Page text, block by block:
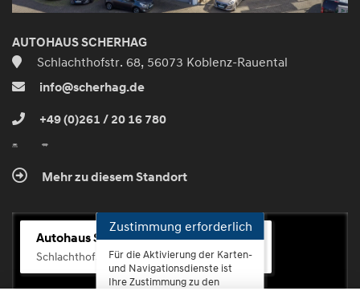
AUTOHAUS SCHERHAG
Schlachthofstr. 68, 56073 Koblenz-Rauental
info@scherhag.de
+49 (0)261 / 20 16 780
Mehr zu diesem Standort
Autohaus Scherhag
Schlachthofstr. 68, 56073 Koblenz-Rauental
Zustimmung erforderlich
Für die Aktivierung der Karten-
und Navigationsdienste ist
Ihre Zustimmung zu den